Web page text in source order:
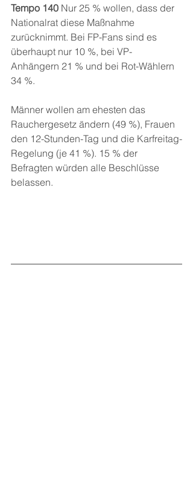
Tempo 140 Nur 25 % wollen, dass der
Nationalrat diese Maßnahme
zurücknimmt. Bei FP-Fans sind es
überhaupt nur 10 %, bei VP-
Anhängern 21 % und bei Rot-Wählern
34 %.
Männer wollen am ehesten das
Rauchergesetz ändern (49 %), Frauen
den 12-Stunden-Tag und die Karfreitag-
Regelung (je 41 %). 15 % der
Befragten würden alle Beschlüsse
belassen.